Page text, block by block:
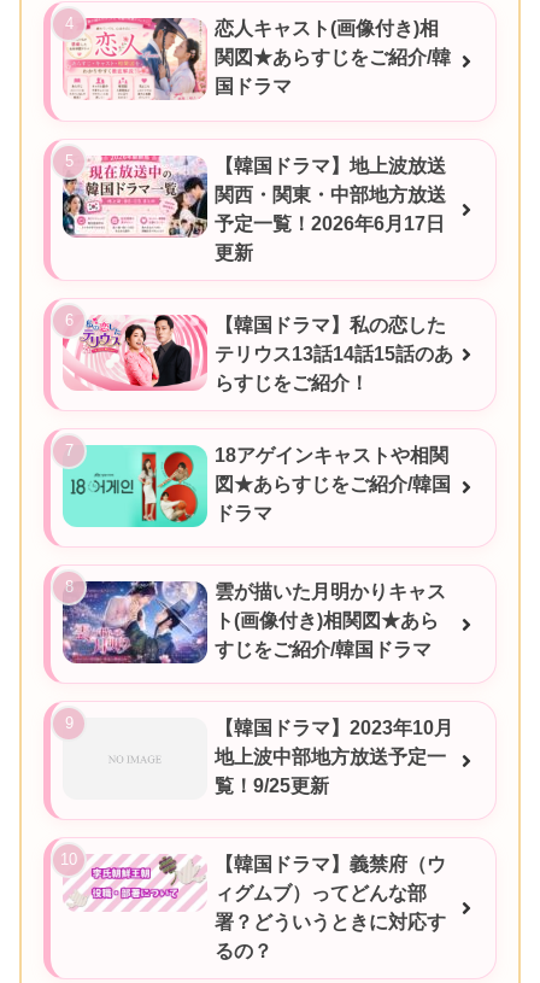
恋人キャスト(画像付き)相
関図★あらすじをご紹介/韓
国ドラマ
【韓国ドラマ】地上波放送
関西・関東・中部地方放送
予定一覧！2026年6月17日
更新
【韓国ドラマ】私の恋した
テリウス13話14話15話のあ
らすじをご紹介！
18アゲインキャストや相関
図★あらすじをご紹介/韓国
ドラマ
雲が描いた月明かりキャス
ト(画像付き)相関図★あら
すじをご紹介/韓国ドラマ
【韓国ドラマ】2023年10月
地上波中部地方放送予定一
覧！9/25更新
【韓国ドラマ】義禁府（ウ
ィグムブ）ってどんな部
署？どういうときに対応す
るの？